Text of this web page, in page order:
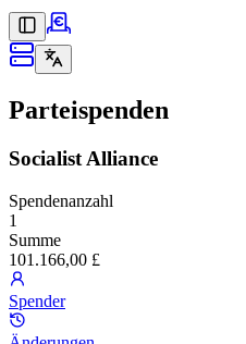
Parteispenden
Socialist Alliance
Spendenanzahl
1
Summe
101.166,00 £
Spender